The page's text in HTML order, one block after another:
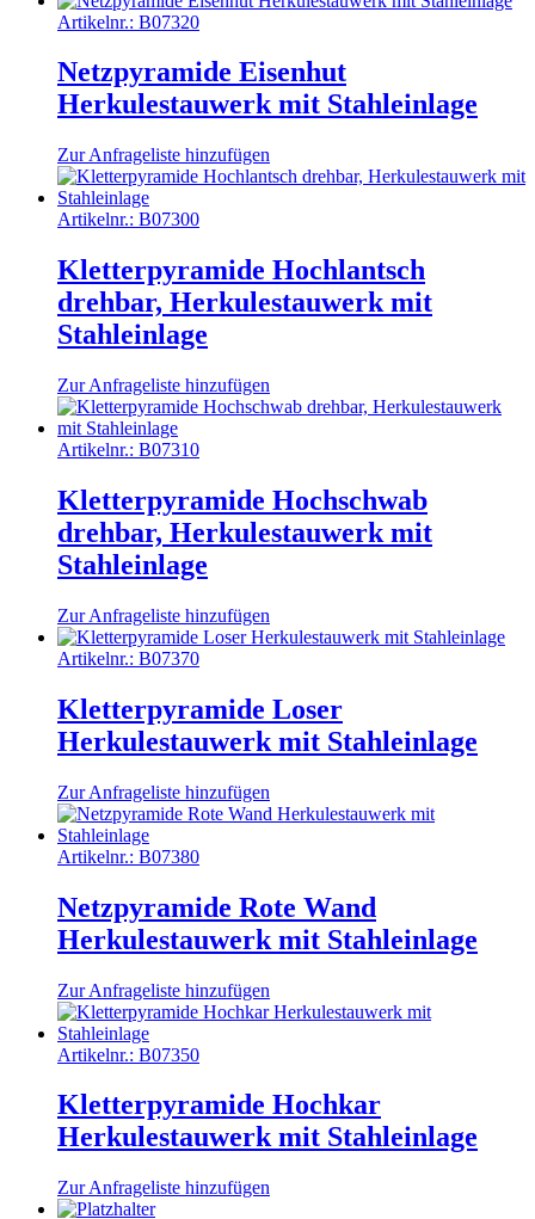
Artikelnr.: B07320
Netzpyramide Eisenhut
Herkulestauwerk mit Stahleinlage
Zur Anfrageliste hinzufügen
Artikelnr.: B07300
Kletterpyramide Hochlantsch
drehbar, Herkulestauwerk mit
Stahleinlage
Zur Anfrageliste hinzufügen
Artikelnr.: B07310
Kletterpyramide Hochschwab
drehbar, Herkulestauwerk mit
Stahleinlage
Zur Anfrageliste hinzufügen
Artikelnr.: B07370
Kletterpyramide Loser
Herkulestauwerk mit Stahleinlage
Zur Anfrageliste hinzufügen
Artikelnr.: B07380
Netzpyramide Rote Wand
Herkulestauwerk mit Stahleinlage
Zur Anfrageliste hinzufügen
Artikelnr.: B07350
Kletterpyramide Hochkar
Herkulestauwerk mit Stahleinlage
Zur Anfrageliste hinzufügen